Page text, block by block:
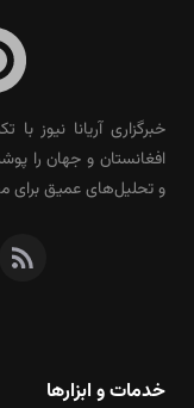
خبرگزاری آریانا نیوز
افغانستان و جهان را
و تحلیل‌های عمیق برای
خدمات و ابزارها